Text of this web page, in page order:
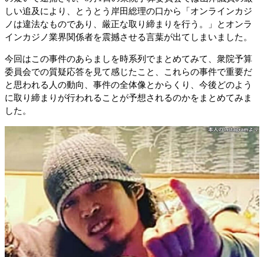
しい追及により、とうとう岸田総理の口から「オンラインカジ
ノは違法なものであり、厳正な取り締まりを行う。」とオンラ
インカジノ業界関係者を震撼させる言葉が出てしまいました。
今回はこの事件のあらましを時系列でまとめてみて、衆院予算
委員会での質疑応答を見て感じたこと、これらの事件で重要だ
と思われる人の動向、事件の全体像とからくり、今後どのよう
に取り締まりが行われることが予想されるのかをまとめてみま
した。